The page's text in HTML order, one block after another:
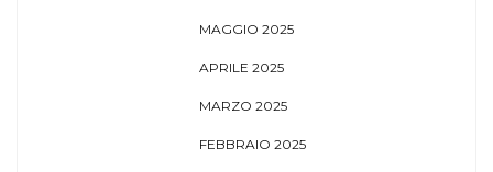
MAGGIO 2025
APRILE 2025
MARZO 2025
FEBBRAIO 2025